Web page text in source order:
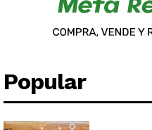
Popular